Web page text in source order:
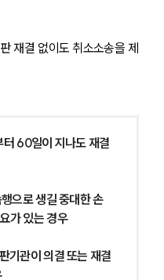
재결 없이도 취소소송을 제
터 60일이 지나도 재결
으로 생길 중대한 손
가 있는 경우
기관이 의결 또는 재결